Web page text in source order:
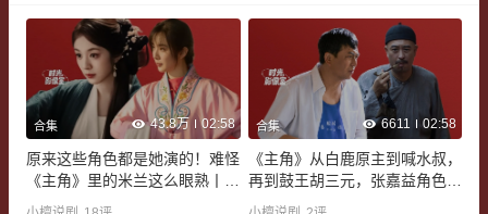
合集 43.8万 02:58
原来这些角色都是她演的！难怪
《主角》里的米兰这么眼熟丨时
光影像室
合集 6611 02:58
《主角》从白鹿原主到喊水叔，
再到鼓王胡三元，张嘉益角色盘
点丨时光影像室